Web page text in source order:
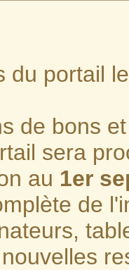
du portail
de bons
sera
au 1er
de